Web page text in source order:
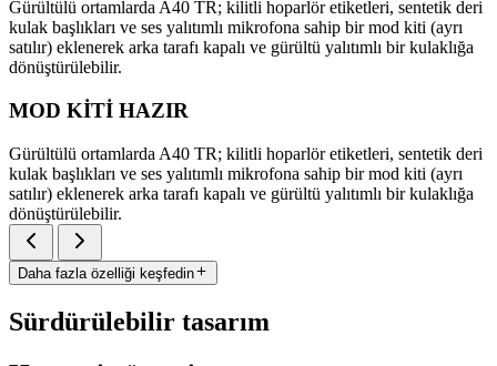
Gürültülü ortamlarda A40 TR; kilitli hoparlör etiketleri, sentetik deri
kulak başlıkları ve ses yalıtımlı mikrofona sahip bir mod kiti (ayrı
satılır) eklenerek arka tarafı kapalı ve gürültü yalıtımlı bir kulaklığa
dönüştürülebilir.
MOD KİTİ HAZIR
Gürültülü ortamlarda A40 TR; kilitli hoparlör etiketleri, sentetik deri
kulak başlıkları ve ses yalıtımlı mikrofona sahip bir mod kiti (ayrı
satılır) eklenerek arka tarafı kapalı ve gürültü yalıtımlı bir kulaklığa
dönüştürülebilir.
Daha fazla özelliği keşfedin
Sürdürülebilir tasarım